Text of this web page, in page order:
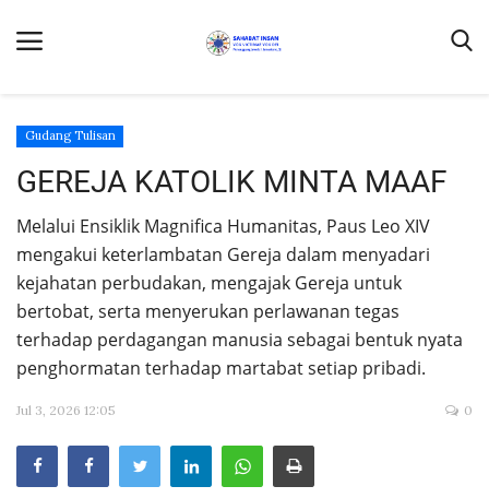
Contact Us
Profil
DONASI
Umat Kapel Kanisius dan Laudato Si'
Ekologia
Laudate Deum
Buruh Migran Dalam Media
Gudang Tulisan
GEREJA KATOLIK MINTA MAAF
Melalui Ensiklik Magnifica Humanitas, Paus Leo XIV
mengakui keterlambatan Gereja dalam menyadari
kejahatan perbudakan, mengajak Gereja untuk
bertobat, serta menyerukan perlawanan tegas
terhadap perdagangan manusia sebagai bentuk nyata
penghormatan terhadap martabat setiap pribadi.
Jul 3, 2026 12:05 0